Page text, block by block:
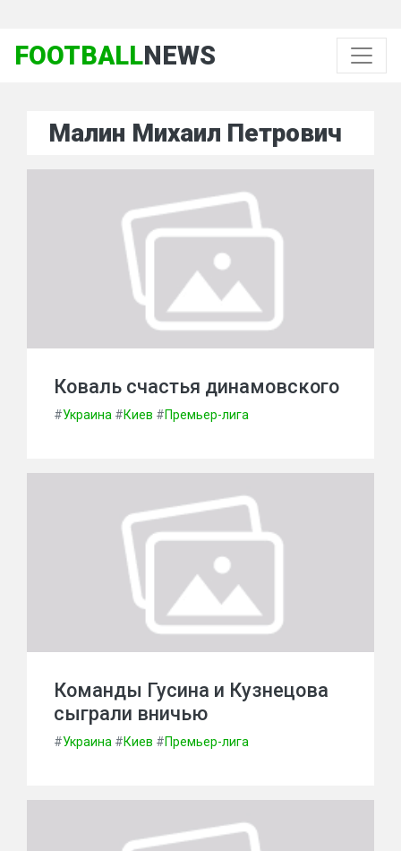
FOOTBALLNEWS
Малин Михаил Петрович
Коваль счастья динамовского
#Украина #Киев #Премьер-лига
Команды Гусина и Кузнецова
сыграли вничью
#Украина #Киев #Премьер-лига